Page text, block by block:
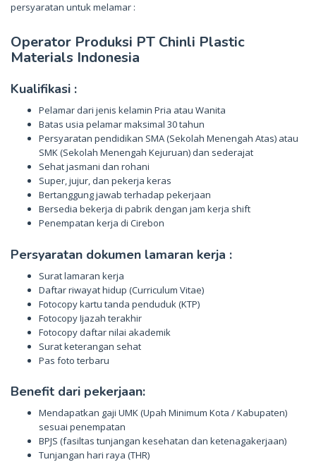
persyaratan untuk melamar :
Operator Produksi PT Chinli Plastic
Materials Indonesia
Kualifikasi :
Pelamar dari jenis kelamin Pria atau Wanita
Batas usia pelamar maksimal 30 tahun
Persyaratan pendidikan SMA (Sekolah Menengah Atas) atau
SMK (Sekolah Menengah Kejuruan) dan sederajat
Sehat jasmani dan rohani
Super, jujur, dan pekerja keras
Bertanggung jawab terhadap pekerjaan
Bersedia bekerja di pabrik dengan jam kerja shift
Penempatan kerja di Cirebon
Persyaratan dokumen lamaran kerja :
Surat lamaran kerja
Daftar riwayat hidup (Curriculum Vitae)
Fotocopy kartu tanda penduduk (KTP)
Fotocopy Ijazah terakhir
Fotocopy daftar nilai akademik
Surat keterangan sehat
Pas foto terbaru
Benefit dari pekerjaan:
Mendapatkan gaji UMK (Upah Minimum Kota / Kabupaten)
sesuai penempatan
BPJS (fasiltas tunjangan kesehatan dan ketenagakerjaan)
Tunjangan hari raya (THR)